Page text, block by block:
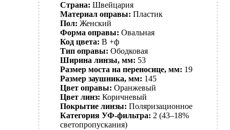
Страна: Швейцария
Материал оправы: Пластик
Пол: Женский
Форма оправы: Овальная
Код цвета: B +ф
Тип оправы: Ободковая
Ширина линзы, мм: 53
Размер моста на переносице, мм: 19
Размер заушника, мм: 145
Цвет оправы: Оранжевый
Цвет линз: Коричневый
Покрытие линзы: Поляризационное
Категория УФ-фильтра: 2 (43–18%
светопропускания)